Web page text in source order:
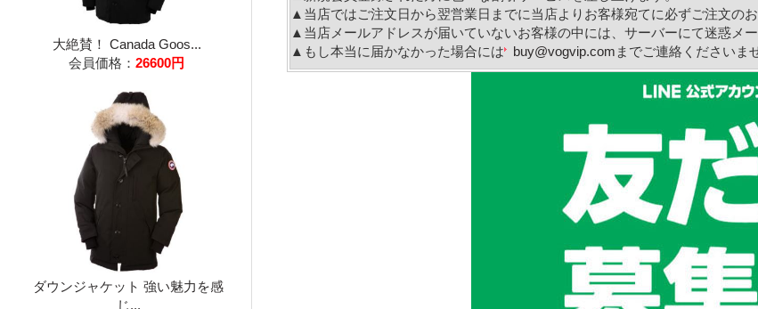
大絶賛！ Canada Goos...
会員価格： 26600円
ダウンジャケット 強い魅力を感
じ...
▲当店ではご注文日から翌営業日までに当店よりお客様宛てに必ずご注文の
▲当店メールアドレスが届いていないお客様の中には、サーバーにて迷惑メ
▲もし本当に届かなかった場合には
buy@vogvip.com までご連絡くださいませ